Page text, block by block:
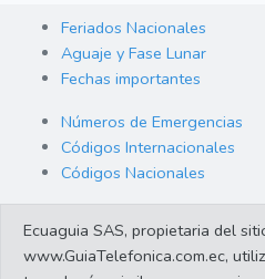
Feriados Nacionales
Aguaje y Fase Lunar
Fechas importantes
Números de Emergencias
Códigos Internacionales
Códigos Nacionales
Cambio de Divisas
Enlaces de interes
Ecuaguia SAS, propietaria del
www.GuiaTelefonica.com.ec,